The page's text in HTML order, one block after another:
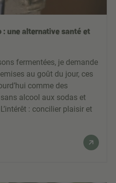
: une alternative santé et
fermentées, je demande
au goût du jour, ces
comme des
alcool aux sodas et
: concilier plaisir et